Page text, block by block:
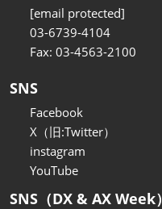
[email protected]
03-6739-4104
Fax: 03-4563-2100
SNS
Facebook
X（旧:Twitter）
instagram
YouTube
SNS（DX & AX Week）